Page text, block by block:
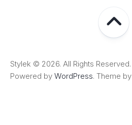
Stylek © 2026. All Rights Reserved.
Powered by WordPress. Theme by